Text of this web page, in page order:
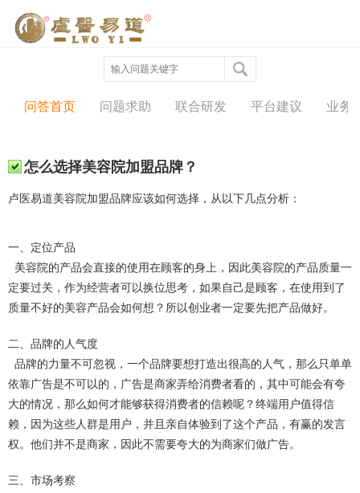
问答中心
问答首页 问题求助 联合研发 平台建议 业务
怎么选择美容院加盟品牌？
卢医易道美容院加盟品牌应该如何选择，从以下几点分析：
一、定位产品
美容院的产品会直接的使用在顾客的身上，因此美容院的产品质量一
定要过关，作为经营者可以换位思考，如果自己是顾客，在使用到了
质量不好的美容产品会如何想？所以创业者一定要先把产品做好。
二、品牌的人气度
品牌的力量不可忽视，一个品牌要想打造出很高的人气，那么只单单
依靠广告是不可以的，广告是商家弄给消费者看的，其中可能会有夸
大的情况，那么如何才能够获得消费者的信赖呢？终端用户值得信
赖，因为这些人群是用户，并且亲自体验到了这个产品，有赢的发言
权。他们并不是商家，因此不需要夸大的为商家们做广告。
三、市场考察